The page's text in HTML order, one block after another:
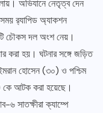
অভিযানে নেতৃত্ব দেন
র‍্যাপিড অ্যাকশন
চৌকস দল অংশ নেয়।
করা হয়। ঘটনার সঙ্গে জড়িত
হোসেন (৩০) ও পশ্চিম
কে আটক করা হয়েছে।
সাতক্ষীরা ক্যাম্পে